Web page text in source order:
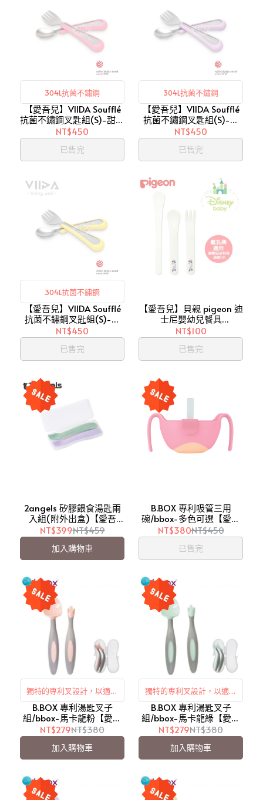
304L抗菌不鏽鋼
【愛吾兒】VIIDA Soufflé
抗菌不鏽鋼叉匙組(S)-甜心
粉 (A0120501)
NT$450
已售完
304L抗菌不鏽鋼
【愛吾兒】VIIDA Soufflé
抗菌不鏽鋼叉匙組(S)-紫
(A0120514)
NT$450
已售完
304L抗菌不鏽鋼
【愛吾兒】VIIDA Soufflé
抗菌不鏽鋼叉匙組(S)-黃
(A0120511)
NT$450
已售完
【愛吾兒】貝親 pigeon 迪
士尼嬰幼兒餐具
(P78531G)/5M+
NT$100
已售完
2angels 矽膠餵食湯匙兩
入組(附外出盒)【愛吾
兒】
NT$399NT$459
加入購物車
B.BOX 專利吸管三用
碗/bbox-多色可選【愛吾
兒】
NT$380NT$450
已售完
獨特的專利叉設計，以適應
寶寶小口的大小與形狀
B.BOX 專利湯匙叉子
組/bbox-馬卡龍粉【愛吾
兒】
NT$279NT$380
加入購物車
獨特的專利叉設計，以適應
寶寶小口的大小與形狀
B.BOX 專利湯匙叉子
組/bbox-馬卡龍綠【愛吾
兒】
NT$279NT$380
加入購物車